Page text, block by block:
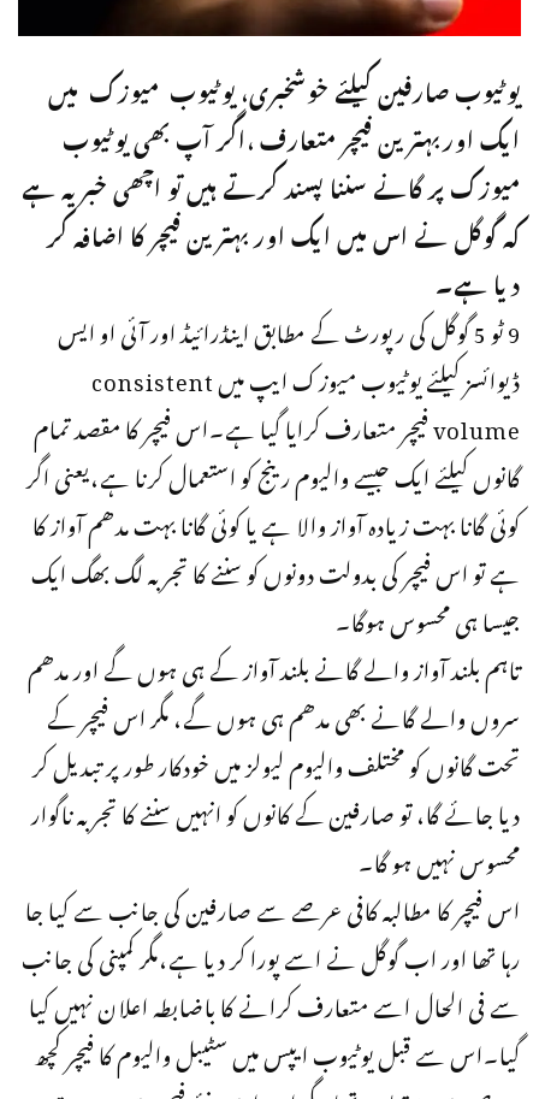
یوٹیوب صارفین کیلئے خوشخبری، یوٹیوب میوزک میں
ایک اوربہترین فیچر متعارف ،اگر آپ بھی یوٹیوب
میوزک پر گانے سننا پسند کرتے ہیں تو اچھی خبر یہ ہے
کہ گوگل نے اس میں ایک اور بہترین فیچر کا اضافہ کر
دیا ہے۔
9 ٹو 5 گوگل کی رپورٹ کے مطابق اینڈرائیڈ اور آئی او ایس
ڈیوائسز کیلئے یوٹیوب میوزک ایپ میں consistent
volume فیچر متعارف کرایا گیا ہے۔اس فیچر کا مقصد تمام
گانوں کیلئے ایک جیسے والیوم رینج کو استعمال کرنا ہے،یعنی اگر
کوئی گانا بہت زیادہ آواز والا ہے یا کوئی گانا بہت مدھم آواز کا
ہے تو اس فیچر کی بدولت دونوں کو سننے کا تجربہ لگ بھگ ایک
جیسا ہی محسوس ہوگا۔
تاہم بلند آواز والے گانے بلند آواز کے ہی ہوں گے اور مدھم
سروں والے گانے بھی مدھم ہی ہوں گے، مگر اس فیچر کے
تحت گانوں کو مختلف والیوم لیولز میں خودکار طور پر تبدیل کر
دیا جائے گا، تو صارفین کے کانوں کو انہیں سننے کا تجربہ ناگوار
محسوس نہیں ہو گا۔
اس فیچر کا مطالبہ کافی عرصے سے صارفین کی جانب سے کیا جا
رہا تھا اور اب گوگل نے اسے پورا کر دیا ہے،مگر کمپنی کی جانب
سے فی الحال اسے متعارف کرانے کا باضابطہ اعلان نہیں کیا
گیا۔اس سے قبل یوٹیوب ایپس میں سٹیبل والیوم کا فیچر کچھ